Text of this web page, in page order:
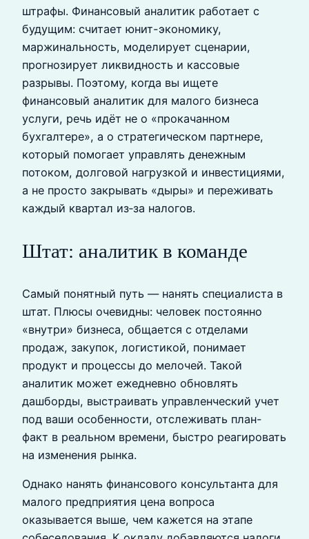
штрафы. Финансовый аналитик работает с
будущим: считает юнит-экономику,
маржинальность, моделирует сценарии,
прогнозирует ликвидность и кассовые
разрывы. Поэтому, когда вы ищете
финансовый аналитик для малого бизнеса
услуги, речь идёт не о «прокачанном
бухгалтере», а о стратегическом партнере,
который помогает управлять денежным
потоком, долговой нагрузкой и инвестициями,
а не просто закрывать «дыры» и переживать
каждый квартал из‑за налогов.
Штат: аналитик в команде
Самый понятный путь — нанять специалиста в
штат. Плюсы очевидны: человек постоянно
«внутри» бизнеса, общается с отделами
продаж, закупок, логистикой, понимает
продукт и процессы до мелочей. Такой
аналитик может ежедневно обновлять
дашборды, выстраивать управленческий учет
под ваши особенности, отслеживать план-
факт в реальном времени, быстро реагировать
на изменения рынка.
Однако нанять финансового консультанта для
малого предприятия цена вопроса
оказывается выше, чем кажется на этапе